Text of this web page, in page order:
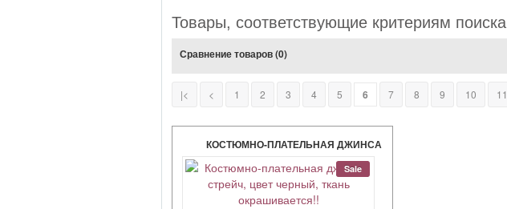
Товары, соответствующие критериям поиска
Сравнение товаров (0)
|< < 1 2 3 4 5 6 7 8 9 10 11
КОСТЮМНО-ПЛАТЕЛЬНАЯ ДЖИНСА
СТРЕЙЧ, ЦВЕТ ЧЕРНЫЙ, ТКАНЬ
ОКРАШИВАЕТСЯ!!
Sale